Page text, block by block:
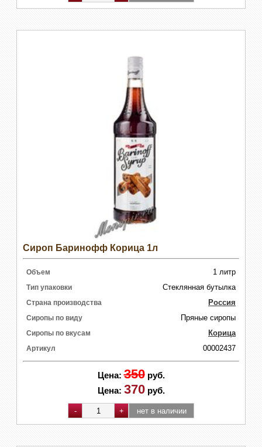
Сироп Баринофф Корица 1л
Объем 1 литр
Тип упаковки Стеклянная бутылка
Страна производства Россия
Сиропы по виду Пряные сиропы
Сиропы по вкусам Корица
Артикул 00002437
Цена: 350 руб.
Цена: 370 руб.